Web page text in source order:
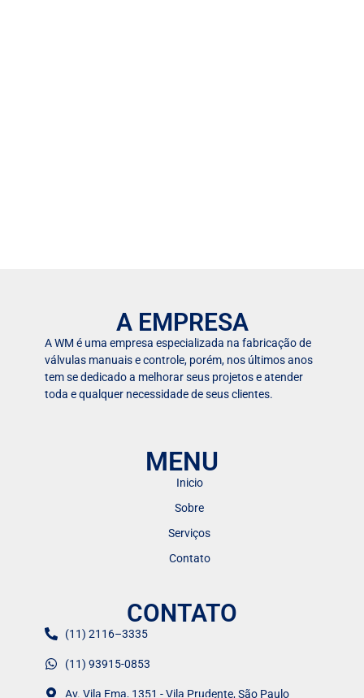
A EMPRESA
A WM é uma empresa especializada na fabricação de
válvulas manuais e controle, porém, nos últimos anos
tem se dedicado a melhorar seus projetos e atender
toda e qualquer necessidade de seus clientes.
MENU
Inicio
Sobre
Serviços
Contato
CONTATO
(11) 2116–3335
(11) 93915-0853
Av. Vila Ema, 1351 - Vila Prudente, São Paulo